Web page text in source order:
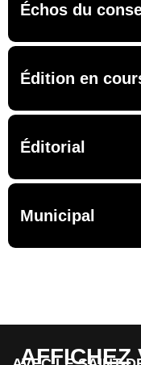
Échos du
Édition en
Éditorial
Municipal
AFFICHEZ